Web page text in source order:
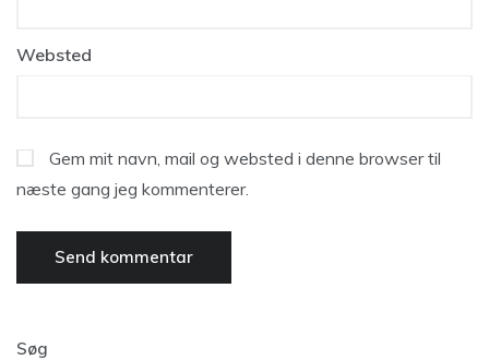
Websted
Gem mit navn, mail og websted i denne browser til
næste gang jeg kommenterer.
Søg